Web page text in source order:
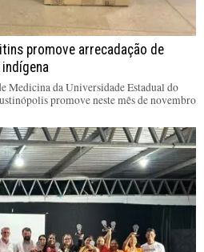
promove arrecadação de
Medicina da Universidade Estadual do
promove neste mês de novembro